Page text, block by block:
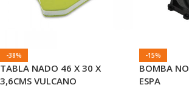
-38%
TABLA NADO 46 X 30 X
3,6CMS VULCANO
-15%
BOMBA
ESPA